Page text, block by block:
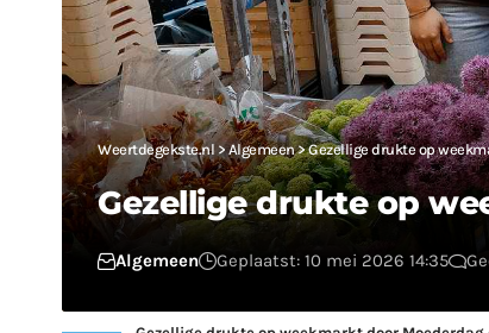
Weertdegekste.nl >Algemeen>Gezellige drukte op
Gezellige drukte op
Algemeen Geplaatst: 10 mei 2026 14:35